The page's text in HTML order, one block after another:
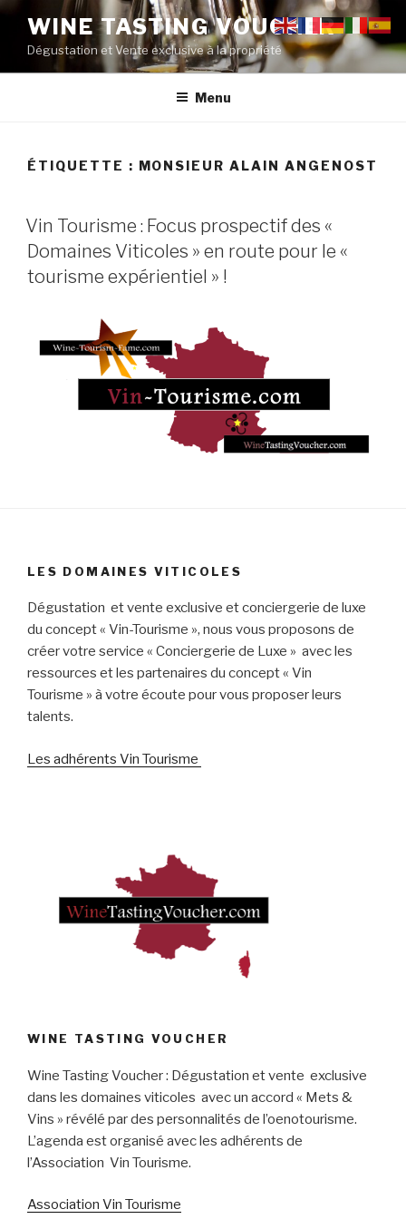
Aller
contenu
principal
WINE TASTING VOUCHER
Dégustation et Vente exclusive à la propriété
Menu
ÉTIQUETTE : MONSIEUR ALAIN ANGENOST
PUBLIÉ
LE
Vin Tourisme : Focus prospectif des «
Domaines Viticoles » en route pour le «
tourisme expérientiel » !
LES DOMAINES VITICOLES
Dégustation et vente exclusive et conciergerie de luxe
du concept « Vin-Tourisme », nous vous proposons de
créer votre service « Conciergerie de Luxe » avec les
ressources et les partenaires du concept « Vin
Tourisme » à votre écoute pour vous proposer leurs
talents.
Les adhérents Vin Tourisme
WINE TASTING VOUCHER
Wine Tasting Voucher : Dégustation et vente exclusive
dans les domaines viticoles avec un accord « Mets &
Vins » révélé par des personnalités de l’oenotourisme.
L’agenda est organisé avec les adhérents de
l’Association Vin Tourisme.
Association Vin Tourisme